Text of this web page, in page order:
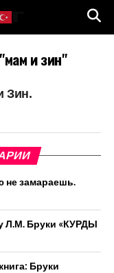
и зин"
Зин.
не замараешь.
Л.М. Бруки «КУРДЫ
Бруки